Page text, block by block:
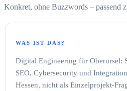
Konkret, ohne Buzzwords – passend
WAS IST DAS?
Digital Engineering für Oberursel:
SEO, Cybersecurity und
Hessen, nicht als Einzelprojekt-